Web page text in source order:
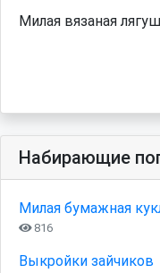
Милая вязаная
Набирающие
Милая бумажная
816
Выкройки зайчиков